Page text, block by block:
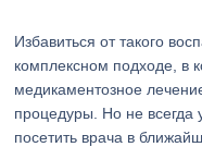
Избавиться от такого
комплексном подходе, в
медикаментозное
процедуры. Но не всегда
посетить врача в